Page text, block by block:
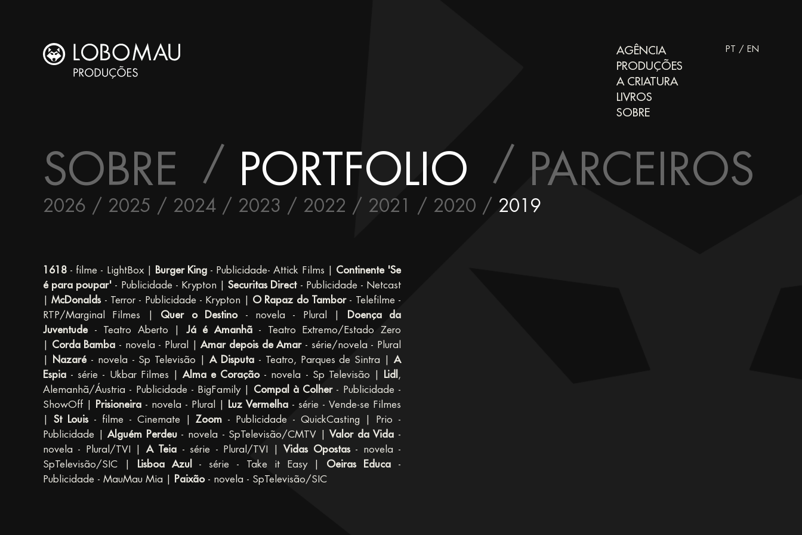
AGÊNCIA
PRODUÇÕES
A CRIATURA
LIVROS
SOBRE
PT / EN
SOBRE PORTFOLIO PARCEIROS
2026 2025 2024 2023 2022 2021 2020 2019
1618 - filme - LightBox | Burger King - Publicidade- Attick Films | Continente 'Se
é para poupar' - Publicidade - Krypton |Securitas Direct- Publicidade - Netcast
|McDonalds- Terror - Publicidade - Krypton | O Rapaz do Tambor- Telefilme -
RTP/Marginal Filmes | Quer o Destino- novela - Plural |
Doença da
Juventude- Teatro Aberto | Já é Amanhã- Teatro Extremo/Estado Zero
Corda Bamba - novela - Plural |Amar depois de Amar- série/novela - Plural
Nazaré- novela - Sp Televisão | A Disputa- Teatro, Parques de Sintra | A
Espia - série - Ukbar Filmes | Alma e Coração- novela - Sp Televisão | Lidl ,
Alemanhã/Áustria - Publicidade - BigFamily | Compal à Colher- Publicidade -
ShowOff |
Prisioneira - novela - Plural | Luz Vermelha - série - Vende-se Filmes
St Louis- filme - Cinemate |Zoom - Publicidade - QuickCasting | Prio -
Publicidade |Alguém Perdeu- novela - SpTelevisão/CMTV |Valor da Vida -
novela - Plural/TVI | A Teia - série - Plural/TVI |Vidas Opostas- novela -
SpTelevisão/SIC |
Lisboa Azul - série - Take it Easy | Oeiras Educa -
Publicidade - MauMau Mia |
Paixão- novela - SpTelevisão/SIC